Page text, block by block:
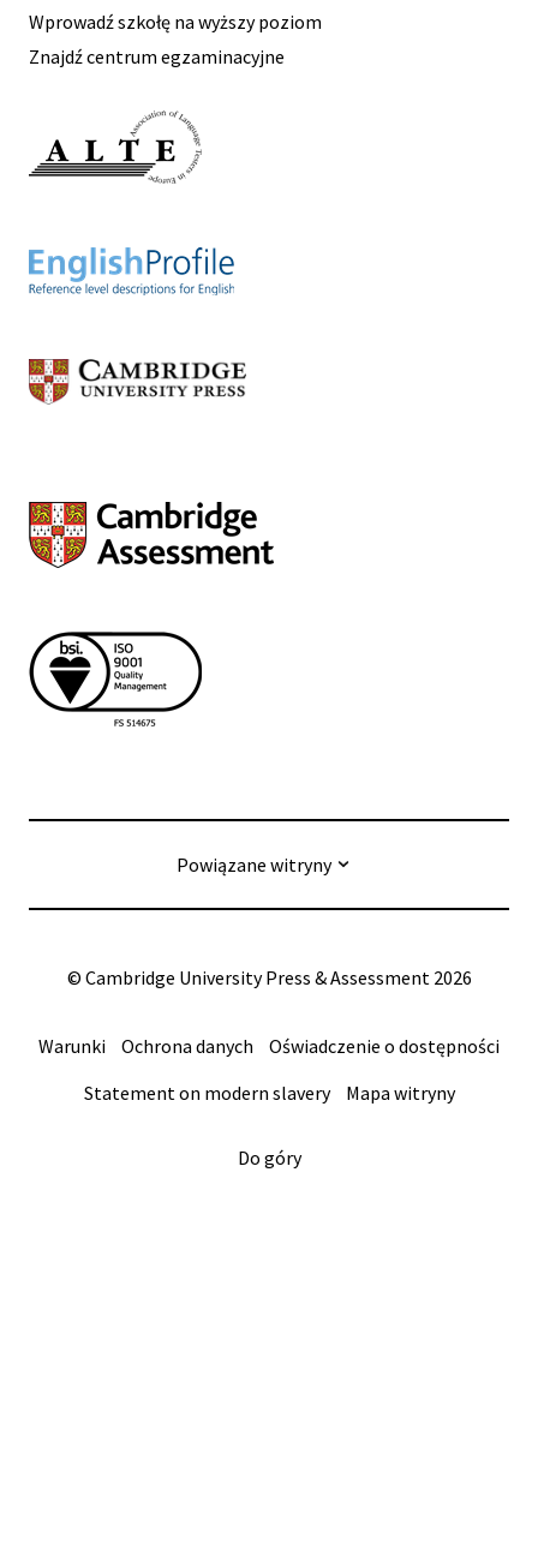
Wprowadź szkołę na wyższy poziom
Znajdź centrum egzaminacyjne
Powiązane witryny
© Cambridge University Press & Assessment 2026
Warunki Ochrona danych
Oświadczenie o dostępności
Statement on modern slavery
Mapa witryny
Do góry